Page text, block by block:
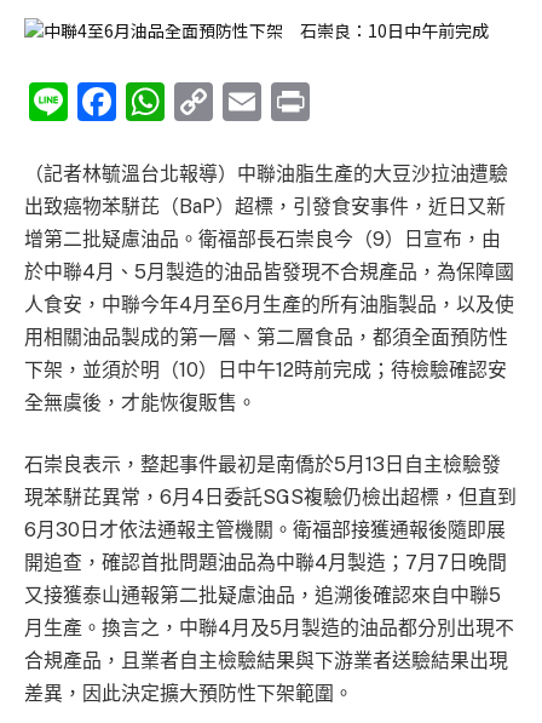
LineFacebook
WhatsApp
CopyEmail
（記者林毓溫台北報導）中聯油脂生產的大豆沙拉油遭驗
出致癌物苯駢芘（BaP）超標，引發食安事件，近日又新
增第二批疑慮油品。衛福部長石崇良今（9）日宣布，由
於中聯4月、5月製造的油品皆發現不合規產品，為保障國
人食安，中聯今年4月至6月生產的所有油脂製品，以及使
用相關油品製成的第一層、第二層食品，都須全面預防性
下架，並須於明（10）日中午12時前完成；待檢驗確認安
全無虞後，才能恢復販售。
石崇良表示，整起事件最初是南僑於5月13日自主檢驗發
現苯駢芘異常，6月4日委託SGS複驗仍檢出超標，但直到
6月30日才依法通報主管機關。衛福部接獲通報後隨即展
開追查，確認首批問題油品為中聯4月製造；7月7日晚間
又接獲泰山通報第二批疑慮油品，追溯後確認來自中聯5
月生產。換言之，中聯4月及5月製造的油品都分別出現不
合規產品，且業者自主檢驗結果與下游業者送驗結果出現
差異，因此決定擴大預防性下架範圍。